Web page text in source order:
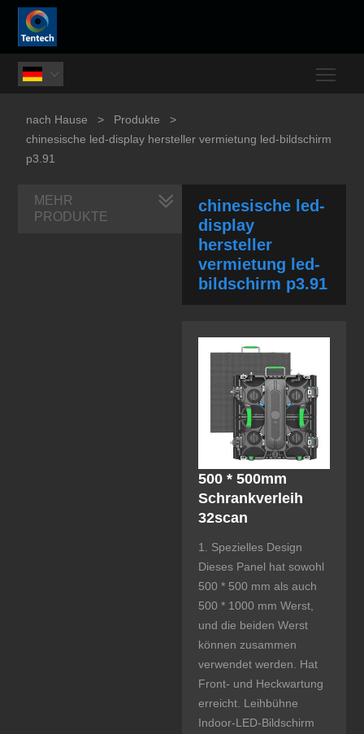

nach Hause > Produkte
>
chinesische led-display hersteller vermietung led-bildschirm
p3.91
chinesische led-
display
hersteller
vermietung led-
bildschirm p3.91
500 * 500mm
Schrankverleih
32scan
1. Spezielles Design
Dieses Panel hat sowohl
500 * 500 mm als auch
500 * 1000 mm Werst,
und die beiden Werst
können zusammen
verwendet werden. Hat
Front- und Heckwartung
erreicht. Leihbühne
Indoor-LED-Bildschirm
MEHR
PRODUKTE